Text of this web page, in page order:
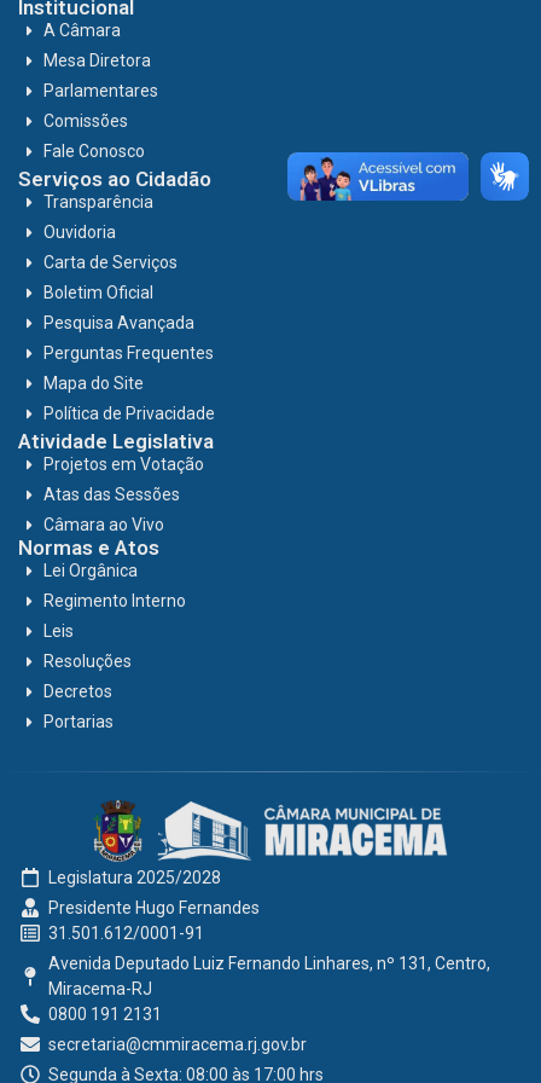
Institucional
A Câmara
Mesa Diretora
Parlamentares
Comissões
Fale Conosco
Serviços ao Cidadão
Transparência
Ouvidoria
Carta de Serviços
Boletim Oficial
Pesquisa Avançada
Perguntas Frequentes
Mapa do Site
Política de Privacidade
Atividade Legislativa
Projetos em Votação
Atas das Sessões
Câmara ao Vivo
Normas e Atos
Lei Orgânica
Regimento Interno
Leis
Resoluções
Decretos
Portarias
Legislatura 2025/2028
Presidente Hugo Fernandes
31.501.612/0001-91
Avenida Deputado Luiz Fernando Linhares, nº 131, Centro,
Miracema-RJ
0800 191 2131
secretaria@cmmiracema.rj.gov.br
Segunda à Sexta: 08:00 às 17:00 hrs